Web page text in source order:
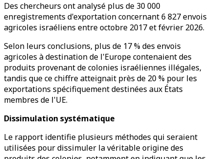
Des chercheurs ont analysé plus de 30 000
enregistrements d'exportation concernant 6 827 envois
agricoles israéliens entre octobre 2017 et février 2026.
Selon leurs conclusions, plus de 17 % des envois
agricoles à destination de l'Europe contenaient des
produits provenant de colonies israéliennes illégales,
tandis que ce chiffre atteignait près de 20 % pour les
exportations spécifiquement destinées aux États
membres de l'UE.
Dissimulation systématique
Le rapport identifie plusieurs méthodes qui seraient
utilisées pour dissimuler la véritable origine des